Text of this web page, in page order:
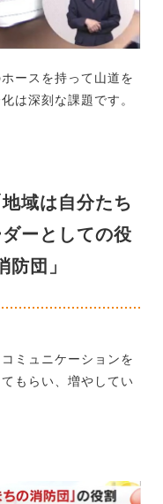
ースを持って山道を
は深刻な課題です。
域は自分たち
ーとしての役
防団」
ミュニケーションを
もらい、増やしてい